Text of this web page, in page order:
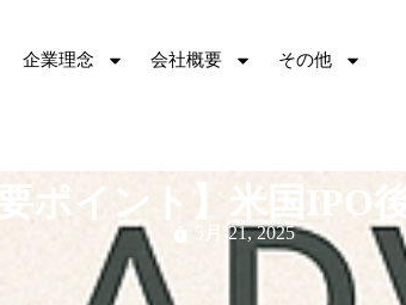
企業理念 会社概要 その他
要ポイント】米国IPO
5月 21, 2025